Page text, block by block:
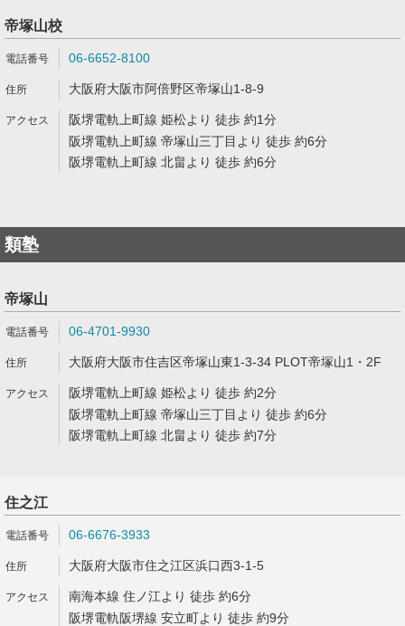
帝塚山校
06-6652-8100
大阪府大阪市阿倍野区帝塚山1-8-9
阪堺電軌上町線 姫松より 徒歩 約1分
阪堺電軌上町線 帝塚山三丁目より 徒歩 約6分
阪堺電軌上町線 北畠より 徒歩 約6分
類塾
帝塚山
06-4701-9930
大阪府大阪市住吉区帝塚山東1-3-34 PLOT帝塚山1・2F
阪堺電軌上町線 姫松より 徒歩 約2分
阪堺電軌上町線 帝塚山三丁目より 徒歩 約6分
阪堺電軌上町線 北畠より 徒歩 約7分
住之江
06-6676-3933
大阪府大阪市住之江区浜口西3-1-5
南海本線 住ノ江より 徒歩 約6分
阪堺電軌阪堺線 安立町より 徒歩 約9分